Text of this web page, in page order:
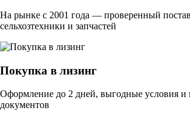
На рынке с 2001 года — проверенный
сельхозтехники и запчастей
Покупка в лизинг
Оформление до 2 дней, выгодные условия
документов